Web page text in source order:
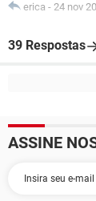
erica - 24 nov
39 Respostas
ASSINE